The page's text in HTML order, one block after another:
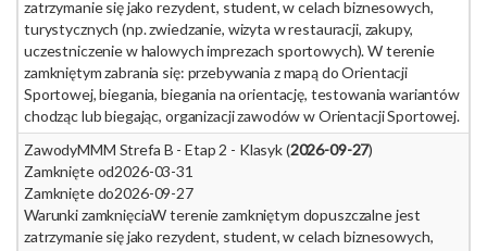
zatrzymanie się jako rezydent, student, w celach biznesowych,
turystycznych (np. zwiedzanie, wizyta w restauracji, zakupy,
uczestniczenie w halowych imprezach sportowych). W terenie
zamkniętym zabrania się: przebywania z mapą do Orientacji
Sportowej, biegania, biegania na orientację, testowania wariantów
chodząc lub biegając, organizacji zawodów w Orientacji Sportowej.
ZawodyMMM Strefa B - Etap 2 - Klasyk (2026-09-27)
Zamknięte od2026-03-31
Zamknięte do2026-09-27
Warunki zamknięciaW terenie zamkniętym dopuszczalne jest
zatrzymanie się jako rezydent, student, w celach biznesowych,